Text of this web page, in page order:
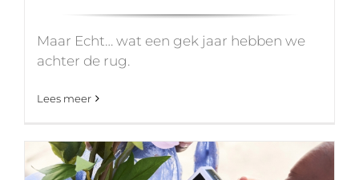
Maar Echt… wat een gek jaar hebben we
achter de rug.
Lees meer